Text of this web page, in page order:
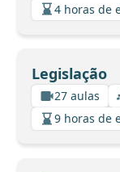
4 horas de
Legislação
27 aulas
9 horas de